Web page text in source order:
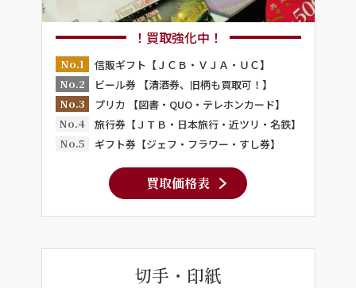
！買取強化中！
No.1
信販ギフト【ＪＣＢ・ＶＪＡ・ＵＣ】
No.2
ビール券 【清酒券、旧柄も買取可！】
No.3
プリカ 【図書・QUO・テレホンカード】
No.4
旅行券【ＪＴＢ・日本旅行・近ツリ・名鉄】
No.5
ギフト券【ジェフ・フラワー・すし券】
買取価格表
切手・印紙